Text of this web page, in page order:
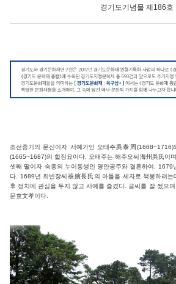
경기도기념물 제186호
조선중기의 문신이자 서예가인 오태주吳泰周
(1665~1687)의 합장묘이다. 오태주는 해주오씨海州吳氏이
셋째 딸이자 숙종의 누이동생인 명안공주와 결혼하여, 1679
다. 1689년 희빈장씨禧嬪長氏의 아들을 세자로 책봉하려
후 정치에 관심을 두지 않고 서예를 즐겼다. 글씨를 잘 썼으
문효文孝이다.